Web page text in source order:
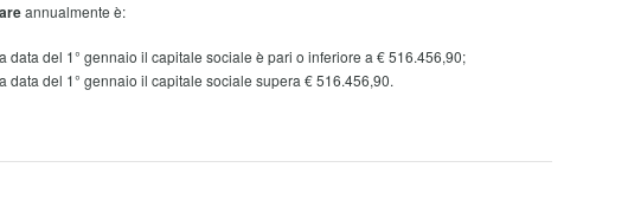
annualmente è:
data del 1° gennaio il capitale sociale è pari o inferiore a € 516.456,90;
data del 1° gennaio il capitale sociale supera € 516.456,90.